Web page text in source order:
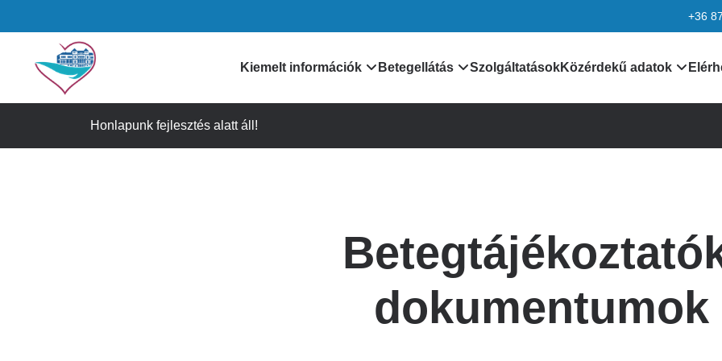
a
tartalomra
+36
Domain
menu
Kiemelt információk
Látogatási információk
Ügyeleti információk
Gyorselérési linkek
Betegellátás
Betegtájékoztatók,
dokumentumok
SzolgáltatásokKözérdekű adatok
Adatvédelem
Alapítvány
Pályázatok
Honlapunk fejlesztés alatt áll!
dokumentumok